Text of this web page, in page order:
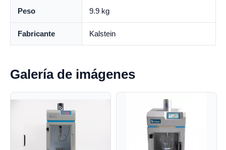
Peso 9.9 kg
Fabricante Kalstein
Galería de imágenes